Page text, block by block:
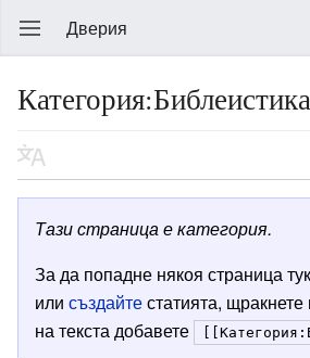
Дверия
Категория:Библеистика
Тази страница е категория.
За да попадне някоя страница
илисъздайтестатията, щракнете
на текста добавете